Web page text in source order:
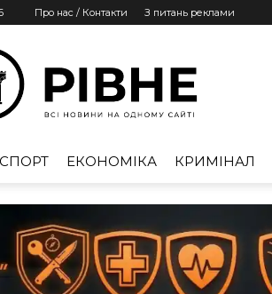
Про нас / Контакти З питань реклами
СПОРТ ЕКОНОМІКА КРИМІНАЛ